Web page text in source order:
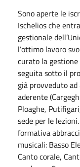
Sono aperte le
Ischelios che
gestionale
l’ottimo lavoro
curato la
seguita sotto il
già provveduto
aderente
Ploaghe,
sede per le
formativa
musicali: Basso
Canto corale,